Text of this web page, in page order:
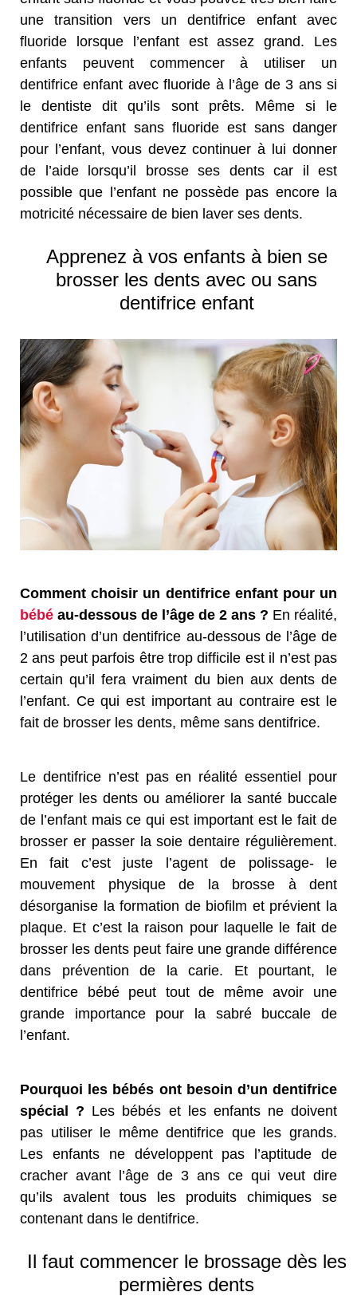
une transition vers un dentifrice enfant avec
fluoride lorsque l’enfant est assez grand. Les
enfants peuvent commencer à utiliser un
dentifrice enfant avec fluoride à l’âge de 3 ans si
le dentiste dit qu’ils sont prêts. Même si le
dentifrice enfant sans fluoride est sans danger
pour l’enfant, vous devez continuer à lui donner
de l’aide lorsqu’il brosse ses dents car il est
possible que l’enfant ne possède pas encore la
motricité nécessaire de bien laver ses dents.
Apprenez à vos enfants à bien se
brosser les dents avec ou sans
dentifrice enfant
Comment choisir un dentifrice enfant pour un
bébé au-dessous de l’âge de 2 ans ? En réalité,
l’utilisation d’un dentifrice au-dessous de l’âge de
2 ans peut parfois être trop difficile est il n’est pas
certain qu’il fera vraiment du bien aux dents de
l’enfant. Ce qui est important au contraire est le
fait de brosser les dents, même sans dentifrice.
Le dentifrice n’est pas en réalité essentiel pour
protéger les dents ou améliorer la santé buccale
de l’enfant mais ce qui est important est le fait de
brosser er passer la soie dentaire régulièrement.
En fait c’est juste l’agent de polissage- le
mouvement physique de la brosse à dent
désorganise la formation de biofilm et prévient la
plaque. Et c’est la raison pour laquelle le fait de
brosser les dents peut faire une grande différence
dans prévention de la carie. Et pourtant, le
dentifrice bébé peut tout de même avoir une
grande importance pour la sabré buccale de
l’enfant.
Pourquoi les bébés ont besoin d’un dentifrice
spécial ? Les bébés et les enfants ne doivent
pas utiliser le même dentifrice que les grands.
Les enfants ne développent pas l’aptitude de
cracher avant l’âge de 3 ans ce qui veut dire
qu’ils avalent tous les produits chimiques se
contenant dans le dentifrice.
Il faut commencer le brossage dès les
permières dents